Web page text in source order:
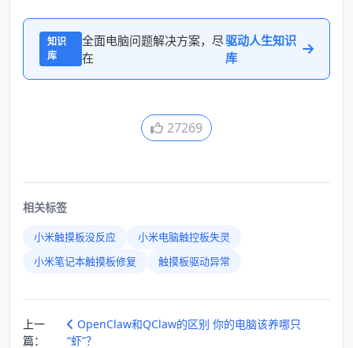
知识
库
全面电脑问题解决方案，尽
在
驱动人生知识
库
27269
相关标签
小米触摸板没反应
小米电脑触控板失灵
小米笔记本触摸板修复
触摸板驱动异常
上一
篇：
OpenClaw和QClaw的区别 你的电脑该养哪只
“虾”？